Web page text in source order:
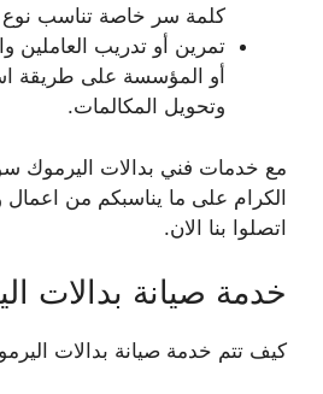
كلمة سر خاصة تناسب نوع
تمرين أو تدريب العاملين
أو المؤسسة على طريقة
وتحويل المكالمات.
مع خدمات فني بدالات اليرموك
الكرام على ما يناسبكم من اعمال
اتصلوا بنا الان.
خدمة صيانة بدالات
كيف تتم خدمة صيانة بدالات